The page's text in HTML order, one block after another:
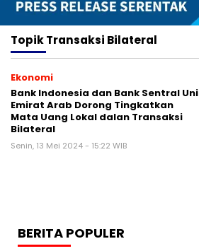
TopikTransaksi Bilateral
Ekonomi
Bank Indonesia dan Bank Sentral Uni
Emirat Arab Dorong Tingkatkan
Mata Uang Lokal dalan Transaksi
Bilateral
Senin, 13 Mei 2024 - 15:22 WIB
BERITA POPULER